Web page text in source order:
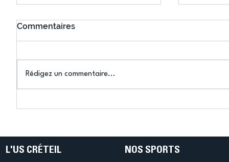
Ping ? Quand le tennis de
termine
Commentaires
Rédigez un commentaire...
L'US CRÉTEIL NOS SPORTS